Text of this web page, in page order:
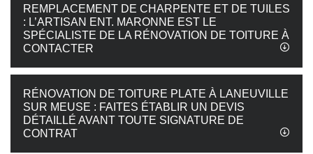
REMPLACEMENT DE CHARPENTE ET DE TUILES
: L’ARTISAN ENT. MARONNE EST LE
SPÉCIALISTE DE LA RÉNOVATION DE TOITURE À
CONTACTER
RÉNOVATION DE TOITURE PLATE À LANEUVILLE
SUR MEUSE : FAITES ÉTABLIR UN DEVIS
DÉTAILLÉ AVANT TOUTE SIGNATURE DE
CONTRAT